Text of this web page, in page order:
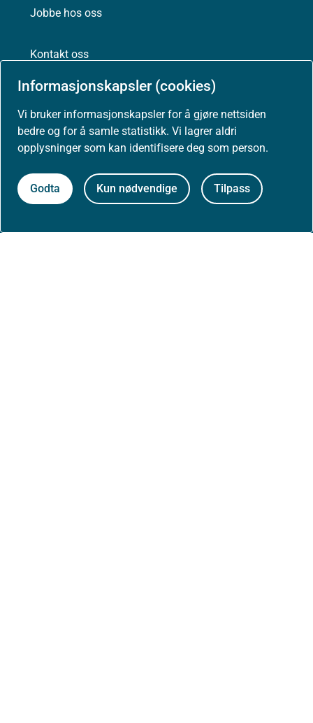
Informasjonskapsler (cookies)
Vi bruker informasjonskapsler for å gjøre nettsiden
bedre og for å samle statistikk. Vi lagrer aldri
opplysninger som kan identifisere deg som person.
Godta Kun nødvendige Tilpass
Jobbe hos oss
Kontakt oss
Postadresse:
Postboks 220, Skøyen
0213 Oslo